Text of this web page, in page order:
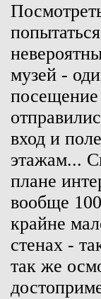
музей -
вход и
этажам...
плане
вообще
крайне
стенах -
так же